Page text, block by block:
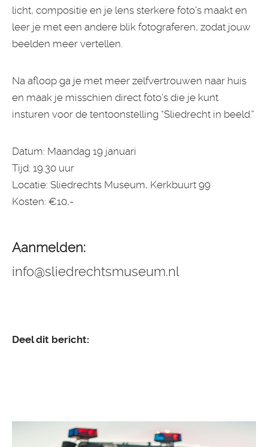
licht, compositie en je lens sterkere foto’s maakt en
leer je met een andere blik fotograferen, zodat jouw
beelden meer vertellen.
Na afloop ga je met meer zelfvertrouwen naar huis
en maak je misschien direct foto’s die je kunt
insturen voor de tentoonstelling “Sliedrecht in beeld.”
Datum: Maandag 19 januari
Tijd: 19.30 uur
Locatie: Sliedrechts Museum, Kerkbuurt 99
Kosten: €10,-
Aanmelden:
info@sliedrechtsmuseum.nl
Deel dit bericht: